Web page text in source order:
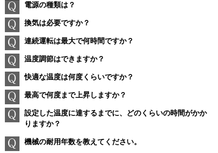
電源の種類は？
換気は必要ですか？
連続運転は最大で何時間ですか？
温度調節はできますか？
快適な温度は何度くらいですか？
最高で何度まで上昇しますか？
設定した温度に達するまでに、どのくらいの時間がかか
りますか？
機械の耐用年数を教えてください。